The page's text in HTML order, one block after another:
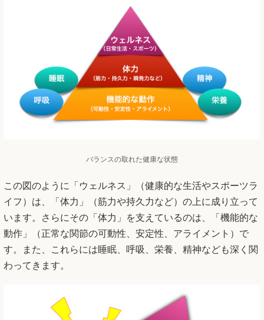
バランスの取れた健康な状態
この図のように「ウェルネス」（健康的な生活やスポーツラ
イフ）は、「体力」（筋力や持久力など）の上に成り立って
います。さらにその「体力」を支えているのは、「機能的な
動作」（正常な関節の可動性、安定性、アライメント）で
す。また、これらには睡眠、呼吸、栄養、精神なども深く関
わってきます。